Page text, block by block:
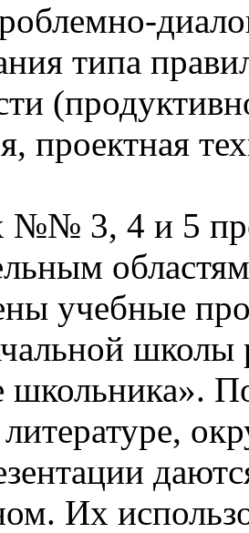
типа
проектная
№№ 3, 4 и 5
учебные
школы
школьника».
Их